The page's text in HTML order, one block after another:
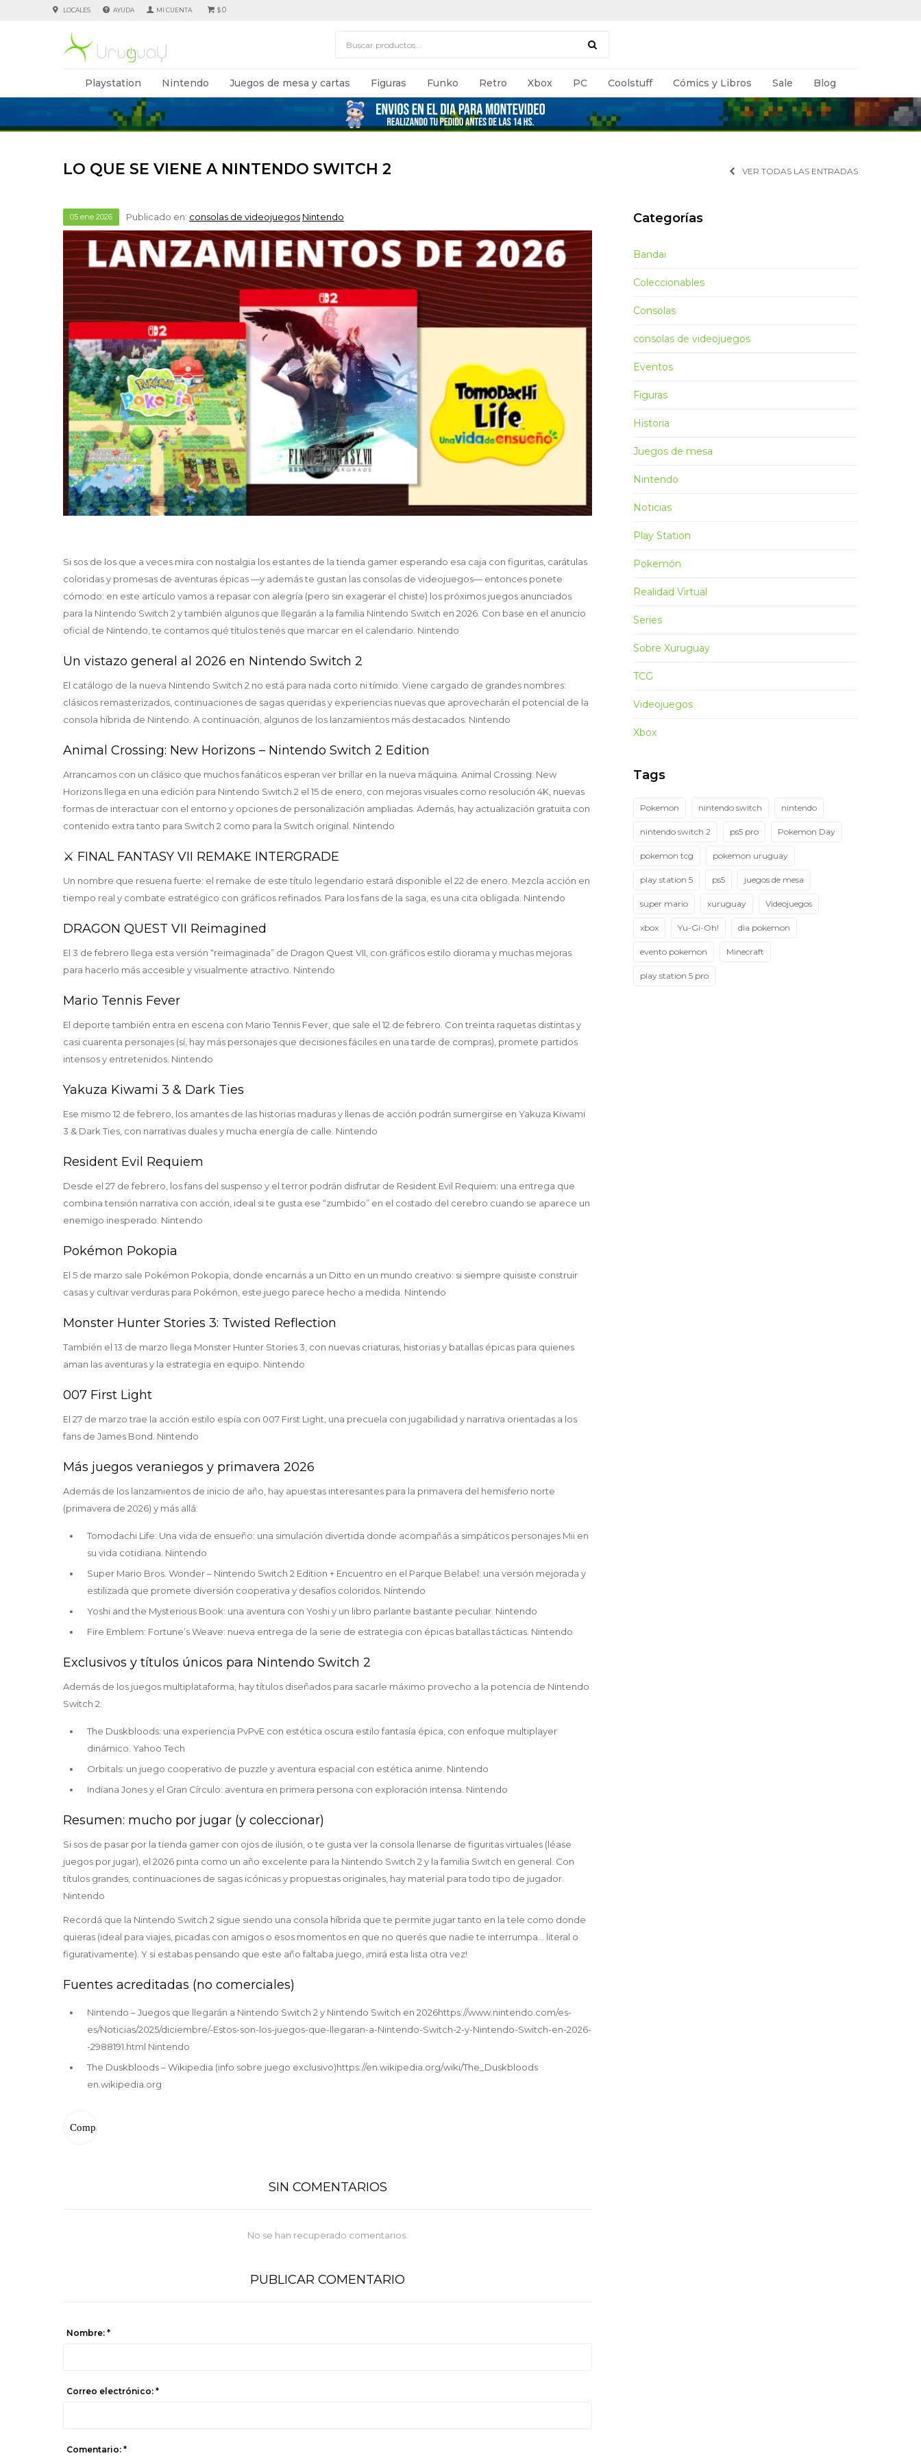
Playstation Nintendo Juegos de mesa y cartas Figuras Funko Retro Xbox PC Coolstuff Cómics y Libros Sale Blog
$0
LOCALES AYUDA
LO QUE SE VIENE A NINTENDO SWITCH 2 VER TODAS LAS ENTRADAS
05 ene 2026 Publicado en: consolas de videojuegos Nintendo
Si sos de los que a veces mira con nostalgia los estantes de la tienda gamer esperando esa caja con figuritas, carátulas
coloridas y promesas de aventuras épicas —y además te gustan las consolas de videojuegos— entonces ponete
cómodo: en este artículo vamos a repasar con alegría (pero sin exagerar el chiste) los próximos juegos anunciados
para la Nintendo Switch 2 y también algunos que llegarán a la familia Nintendo Switch en 2026. Con base en el anuncio
oficial de Nintendo, te contamos qué títulos tenés que marcar en el calendario. Nintendo
Un vistazo general al 2026 en Nintendo Switch 2
El catálogo de la nueva Nintendo Switch 2 no está para nada corto ni tímido. Viene cargado de grandes nombres:
clásicos remasterizados, continuaciones de sagas queridas y experiencias nuevas que aprovecharán el potencial de la
consola híbrida de Nintendo. A continuación, algunos de los lanzamientos más destacados. Nintendo
Animal Crossing: New Horizons – Nintendo Switch 2 Edition
Arrancamos con un clásico que muchos fanáticos esperan ver brillar en la nueva máquina. Animal Crossing: New
Horizons llega en una edición para Nintendo Switch 2 el 15 de enero, con mejoras visuales como resolución 4K, nuevas
formas de interactuar con el entorno y opciones de personalización ampliadas. Además, hay actualización gratuita con
contenido extra tanto para Switch 2 como para la Switch original. Nintendo
⚔️ FINAL FANTASY VII REMAKE INTERGRADE
Un nombre que resuena fuerte: el remake de este título legendario estará disponible el 22 de enero. Mezcla acción en
tiempo real y combate estratégico con gráficos refinados. Para los fans de la saga, es una cita obligada. Nintendo
DRAGON QUEST VII Reimagined
El 3 de febrero llega esta versión “reimaginada” de Dragon Quest VII, con gráficos estilo diorama y muchas mejoras
para hacerlo más accesible y visualmente atractivo. Nintendo
Mario Tennis Fever
El deporte también entra en escena con Mario Tennis Fever, que sale el 12 de febrero. Con treinta raquetas distintas y
casi cuarenta personajes (sí, hay más personajes que decisiones fáciles en una tarde de compras), promete partidos
intensos y entretenidos. Nintendo
Yakuza Kiwami 3 & Dark Ties
Ese mismo 12 de febrero, los amantes de las historias maduras y llenas de acción podrán sumergirse en Yakuza Kiwami
3 & Dark Ties, con narrativas duales y mucha energía de calle. Nintendo
Resident Evil Requiem
Desde el 27 de febrero, los fans del suspenso y el terror podrán disfrutar de Resident Evil Requiem: una entrega que
combina tensión narrativa con acción, ideal si te gusta ese “zumbido” en el costado del cerebro cuando se aparece un
enemigo inesperado. Nintendo
Pokémon Pokopia
El 5 de marzo sale Pokémon Pokopia, donde encarnás a un Ditto en un mundo creativo: si siempre quisiste construir
casas y cultivar verduras para Pokémon, este juego parece hecho a medida. Nintendo
Monster Hunter Stories 3: Twisted Reflection
También el 13 de marzo llega Monster Hunter Stories 3, con nuevas criaturas, historias y batallas épicas para quienes
aman las aventuras y la estrategia en equipo. Nintendo
007 First Light
El 27 de marzo trae la acción estilo espía con 007 First Light, una precuela con jugabilidad y narrativa orientadas a los
fans de James Bond. Nintendo
Más juegos veraniegos y primavera 2026
Además de los lanzamientos de inicio de año, hay apuestas interesantes para la primavera del hemisferio norte
(primavera de 2026) y más allá:
Tomodachi Life: Una vida de ensueño: una simulación divertida donde acompañás a simpáticos personajes Mii en
su vida cotidiana. Nintendo
Super Mario Bros. Wonder – Nintendo Switch 2 Edition + Encuentro en el Parque Belabel: una versión mejorada y
estilizada que promete diversión cooperativa y desafíos coloridos. Nintendo
Yoshi and the Mysterious Book: una aventura con Yoshi y un libro parlante bastante peculiar. Nintendo
Fire Emblem: Fortune’s Weave: nueva entrega de la serie de estrategia con épicas batallas tácticas. Nintendo
Exclusivos y títulos únicos para Nintendo Switch 2
Además de los juegos multiplataforma, hay títulos diseñados para sacarle máximo provecho a la potencia de Nintendo
Switch 2:
The Duskbloods: una experiencia PvPvE con estética oscura estilo fantasía épica, con enfoque multiplayer
dinámico. Yahoo Tech
Orbitals: un juego cooperativo de puzzle y aventura espacial con estética anime. Nintendo
Indiana Jones y el Gran Círculo: aventura en primera persona con exploración intensa. Nintendo
Resumen: mucho por jugar (y coleccionar)
Si sos de pasar por la tienda gamer con ojos de ilusión, o te gusta ver la consola llenarse de figuritas virtuales (léase
juegos por jugar), el 2026 pinta como un año excelente para la Nintendo Switch 2 y la familia Switch en general. Con
títulos grandes, continuaciones de sagas icónicas y propuestas originales, hay material para todo tipo de jugador.
Nintendo
Recordá que la Nintendo Switch 2 sigue siendo una consola híbrida que te permite jugar tanto en la tele como donde
quieras (ideal para viajes, picadas con amigos o esos momentos en que no querés que nadie te interrumpa… literal o
figurativamente). Y si estabas pensando que este año faltaba juego, ¡mirá esta lista otra vez!
Fuentes acreditadas (no comerciales)
Nintendo – Juegos que llegarán a Nintendo Switch 2 y Nintendo Switch en 2026https://www.nintendo.com/es-
es/Noticias/2025/diciembre/-Estos-son-los-juegos-que-llegaran-a-Nintendo-Switch-2-y-Nintendo-Switch-en-2026-
-2988191.html Nintendo
The Duskbloods – Wikipedia (info sobre juego exclusivo)https://en.wikipedia.org/wiki/The_Duskbloods
en.wikipedia.org
SIN COMENTARIOS
No se han recuperado comentarios.
PUBLICAR COMENTARIO
Nombre: *
Correo electrónico: *
Comentario: *
Categorías
Bandai
Coleccionables
Consolas
consolas de videojuegos
Eventos
Figuras
Historia
Juegos de mesa
Nintendo
Noticias
Play Station
Pokemón
Realidad Virtual
Series
Sobre Xuruguay
TCG
Videojuegos
Xbox
Tags
Pokemon nintendo switch nintendo
nintendo switch 2 ps5 pro Pokemon Day
pokemon tcg pokemon uruguay
play station 5 ps5 juegos de mesa
super mario xuruguay Videojuegos
xbox Yu-Gi-Oh! dia pokemon
evento pokemon Minecraft
play station 5 pro